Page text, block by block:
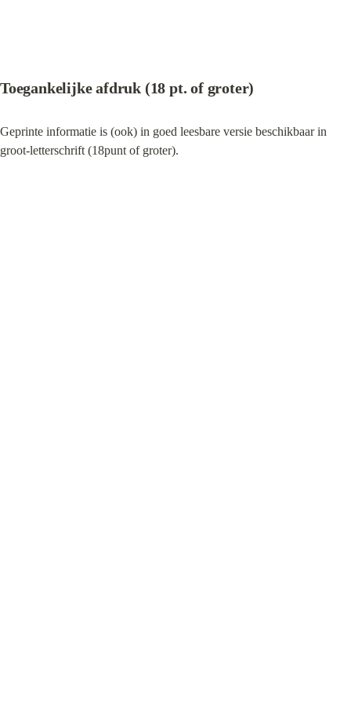
Toegankelijke afdruk (18 pt. of groter)
Geprinte informatie is (ook) in goed leesbare versie beschikbaar in
groot-letterschrift (18punt of groter).